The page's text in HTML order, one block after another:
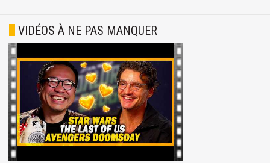
VIDÉOS À NE PAS MANQUER